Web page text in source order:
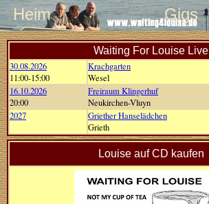
Heim Gigs
Waiting For Louise Live
30.08.2026
11:00-15:00
Krachgarten
Wesel
16.10.2026
20:00
Freiraum Klingerhuf
Neukirchen-Vluyn
2027
Griether Hanselädchen
Grieth
Louise auf CD kaufen